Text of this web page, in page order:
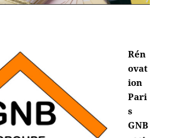
Rén
ovat
ion
Pari
s
GNB